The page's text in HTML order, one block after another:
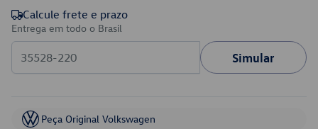
Calcule frete e prazo
Entrega em todo o Brasil
Simular
Peça Original Volkswagen